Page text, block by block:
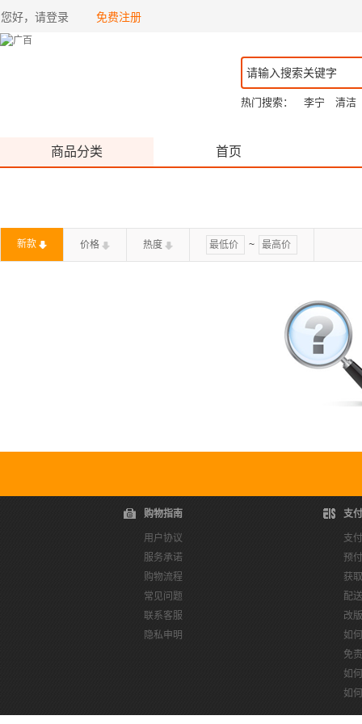
您好，请登录 免费注册
热门搜索： 李宁 清洁
商品分类 首页
新款 价格 热度 ~
购物指南
用户协议
服务承诺
购物流程
常见问题
联系客服
隐私申明
支
支
预
获
配
改
如
免
如
如